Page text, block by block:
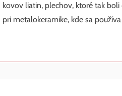
kovov liatin, plechov, ktoré tak
pri metalokeramike, kde sa